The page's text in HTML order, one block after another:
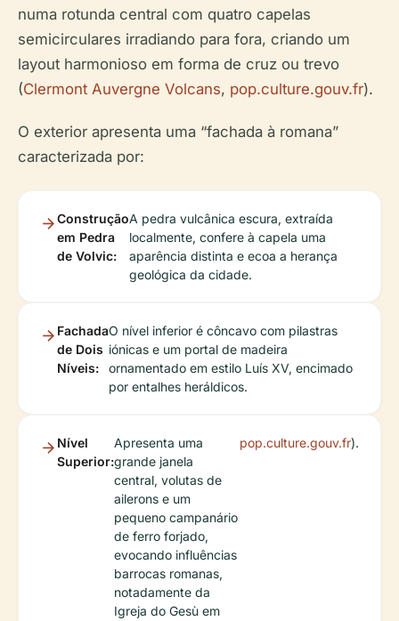
numa rotunda central com quatro capelas
semicirculares irradiando para fora, criando um
layout harmonioso em forma de cruz ou trevo
(Clermont Auvergne Volcans, pop.culture.gouv.fr).
O exterior apresenta uma “fachada à romana”
caracterizada por:
Construção
em Pedra
de Volvic:
A pedra vulcânica escura, extraída
localmente, confere à capela uma
aparência distinta e ecoa a herança
geológica da cidade.
Fachada
de Dois
Níveis:
O nível inferior é côncavo com pilastras
iónicas e um portal de madeira
ornamentado em estilo Luís XV, encimado
por entalhes heráldicos.
Nível
Superior:
Apresenta uma
grande janela
central, volutas de
ailerons e um
pequeno campanário
de ferro forjado,
evocando influências
barrocas romanas,
notadamente da
Igreja do Gesù em
pop.culture.gouv.fr).